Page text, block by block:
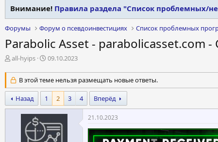
Внимание! Правила раздела "Список проблемных/
Форумы Форум о псевдоинвестициях Список проблемных
Parabolic Asset - parabolicasset.com -
А
т
о
р
т
е
all-hyips
Д
т
а
н
ч
л
а
09.10.2023
В этой теме нельзя размещать новые ответы.
Назад 1 2 3 4 Вперёд
21.10.2023